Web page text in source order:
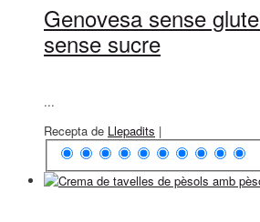
Genovesa sense
sense sucre
...
Recepta de Llepadits |